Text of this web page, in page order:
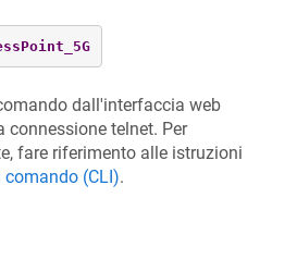
dall'interfaccia web
connessione telnet. Per
fare riferimento alle istruzioni
(CLI).